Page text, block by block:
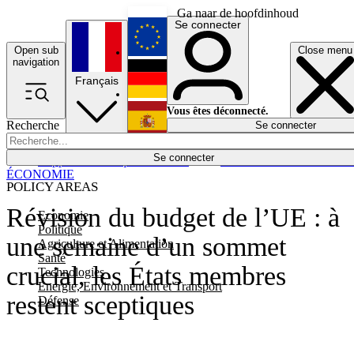
Ga naar de hoofdinhoud
Open sub
navigation
Close menu
Recherche
Se connecter
POLICY AREAS
Economie
Politique
Agriculture et Alimentation
Santé
Technologies
Energie, Environnement et Transport
Défense
Économie
Français
English
Deutsch
Español
Se connecter
Vous êtes déconnecté.
Se connecter
Révision du budget de l’UE : à
une semaine d’un sommet
crucial, les États membres
restent sceptiques
ÉCONOMIE